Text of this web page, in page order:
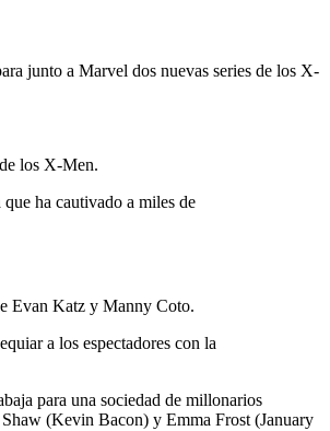
junto a Marvel dos nuevas series de los X-
los X-Men.
ha cautivado a miles de
Evan Katz y Manny Coto.
a los espectadores con la
para una sociedad de millonarios
(Kevin Bacon) y Emma Frost (January